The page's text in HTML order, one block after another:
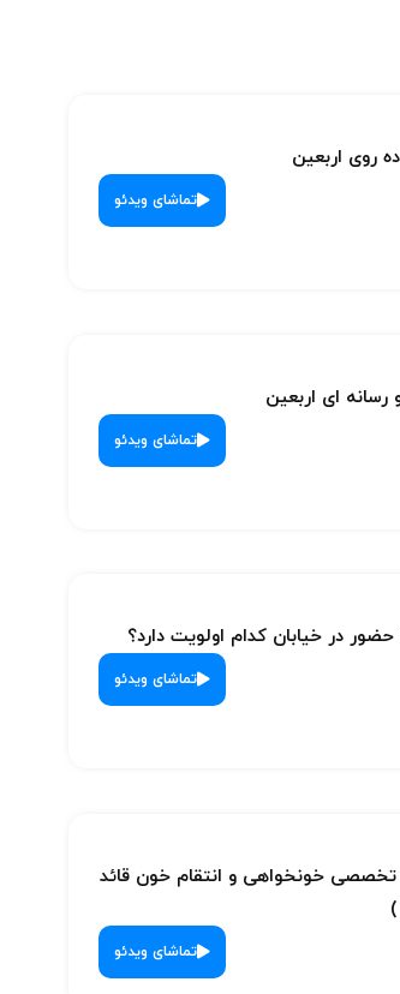
روی اربعین
تماشای ویدئو
رسانه ای اربعین
تماشای ویدئو
حضور در خیابان کدام اولویت دارد؟
تماشای ویدئو
تخصصی خونخواهی و انتقام خون قائد
تماشای ویدئو